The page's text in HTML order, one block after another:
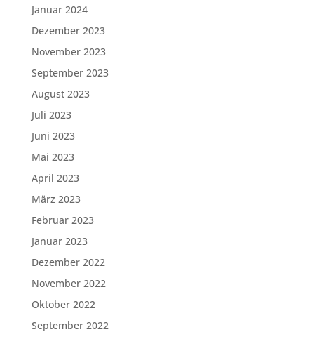
Januar 2024
Dezember 2023
November 2023
September 2023
August 2023
Juli 2023
Juni 2023
Mai 2023
April 2023
März 2023
Februar 2023
Januar 2023
Dezember 2022
November 2022
Oktober 2022
September 2022